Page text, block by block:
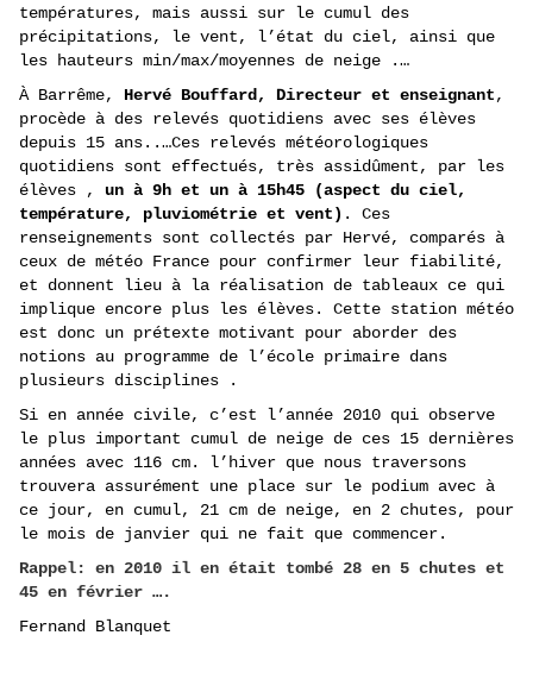
températures, mais aussi sur le cumul des
précipitations, le vent, l’état du ciel, ainsi que
les hauteurs min/max/moyennes de neige .…
À Barrême, Hervé Bouffard, Directeur et enseignant,
procède à des relevés quotidiens avec ses élèves
depuis 15 ans..…Ces relevés météorologiques
quotidiens sont effectués, très assidûment, par les
élèves , un à 9h et un à 15h45 (aspect du ciel,
température, pluviométrie et vent) . Ces
renseignements sont collectés par Hervé, comparés à
ceux de météo France pour confirmer leur fiabilité,
et donnent lieu à la réalisation de tableaux ce qui
implique encore plus les élèves. Cette station météo
est donc un prétexte motivant pour aborder des
notions au programme de l’école primaire dans
plusieurs disciplines .
Si en année civile, c’est l’année 2010 qui observe
le plus important cumul de neige de ces 15 dernières
années avec 116 cm. l’hiver que nous traversons
trouvera assurément une place sur le podium avec à
ce jour, en cumul, 21 cm de neige, en 2 chutes, pour
le mois de janvier qui ne fait que commencer.
Rappel: en 2010 il en était tombé 28 en 5 chutes et
45 en février ….
Fernand Blanquet